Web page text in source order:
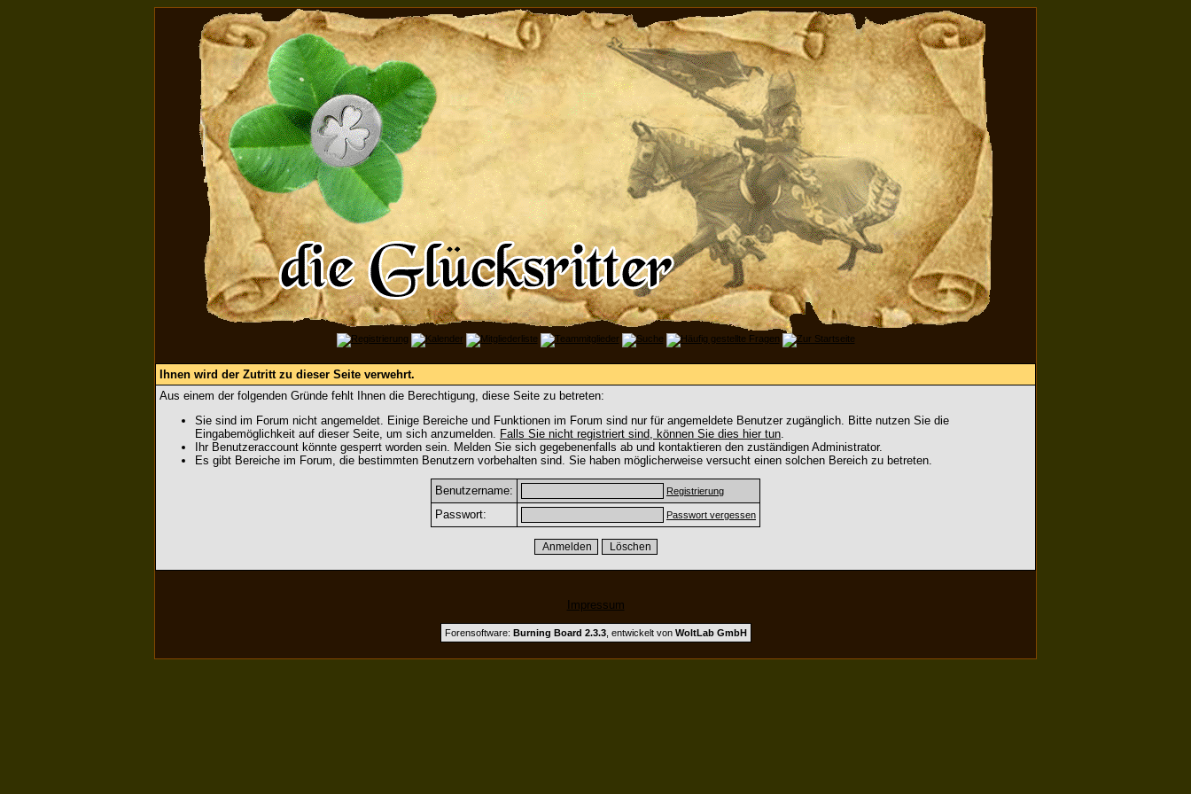
Ihnen wird der Zutritt zu dieser Seite verwehrt.
Aus einem der folgenden Gründe fehlt Ihnen die Berechtigung, diese Seite zu betreten:
Sie sind im Forum nicht angemeldet. Einige Bereiche und Funktionen im Forum sind nur für angemeldete Benutzer zugänglich. Bitte nutzen Sie die
Eingabemöglichkeit auf dieser Seite, um sich anzumelden. Falls Sie nicht registriert sind, können Sie dies hier tun.
Ihr Benutzeraccount könnte gesperrt worden sein. Melden Sie sich gegebenenfalls ab und kontaktieren den zuständigen Administrator.
Es gibt Bereiche im Forum, die bestimmten Benutzern vorbehalten sind. Sie haben möglicherweise versucht einen solchen Bereich zu betreten.
Benutzername: Registrierung
Passwort: Passwort vergessen
Impressum
Forensoftware: Burning Board 2.3.3, entwickelt von WoltLab GmbH